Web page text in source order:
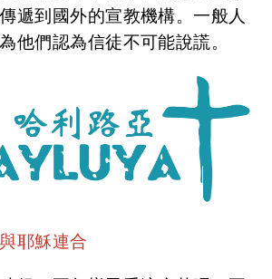
遞到國外的宣教機構。一般人
他們認為信徒不可能說謊。
耶穌連合